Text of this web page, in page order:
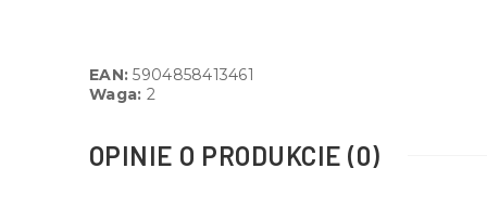
EAN:5904858413461
Waga: 2
OPINIE O PRODUKCIE (0)